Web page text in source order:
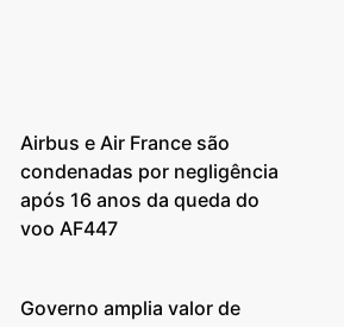
Airbus e Air France são
condenadas por negligência
após 16 anos da queda do
voo AF447
Governo amplia valor de